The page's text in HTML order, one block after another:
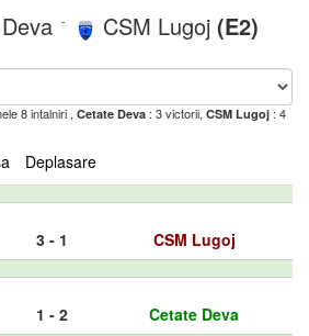
- CSM Lugoj (E2)
8 intalniri , Cetate Deva : 3 victorii, CSM Lugoj : 4
Deplasare
3 - 1 CSM Lugoj
1 - 2 Cetate Deva